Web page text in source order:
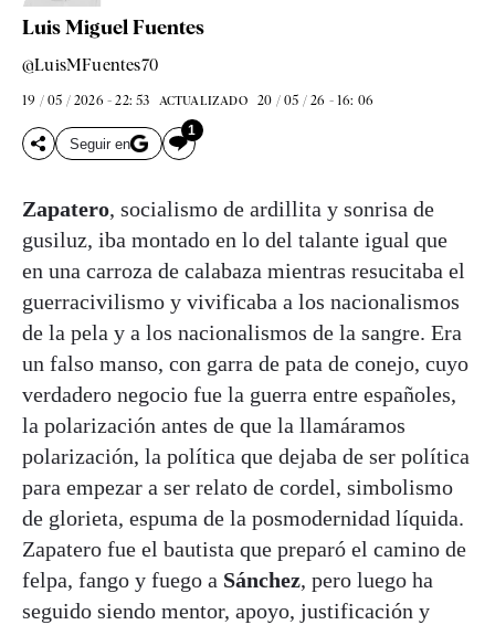
Luis Miguel Fuentes
@LuisMFuentes70
19 / 05 / 2026 - 22: 53 ACTUALIZADO 20 / 05 / 26 - 16: 06
Seguir en
1
Zapatero, socialismo de ardillita y sonrisa de
gusiluz, iba montado en lo del talante igual que
en una carroza de calabaza mientras resucitaba el
guerracivilismo y vivificaba a los nacionalismos
de la pela y a los nacionalismos de la sangre. Era
un falso manso, con garra de pata de conejo, cuyo
verdadero negocio fue la guerra entre españoles,
la polarización antes de que la llamáramos
polarización, la política que dejaba de ser política
para empezar a ser relato de cordel, simbolismo
de glorieta, espuma de la posmodernidad líquida.
Zapatero fue el bautista que preparó el camino de
felpa, fango y fuego a Sánchez, pero luego ha
seguido siendo mentor, apoyo, justificación y